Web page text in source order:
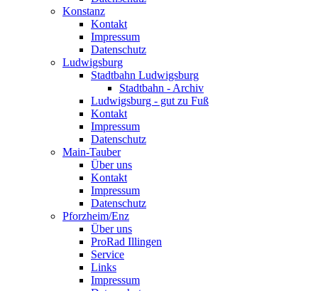
Konstanz
Kontakt
Impressum
Datenschutz
Ludwigsburg
Stadtbahn Ludwigsburg
Stadtbahn - Archiv
Ludwigsburg - gut zu Fuß
Kontakt
Impressum
Datenschutz
Main-Tauber
Über uns
Kontakt
Impressum
Datenschutz
Pforzheim/Enz
Über uns
ProRad Illingen
Service
Links
Impressum